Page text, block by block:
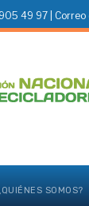
49 97 |
SOMOS?